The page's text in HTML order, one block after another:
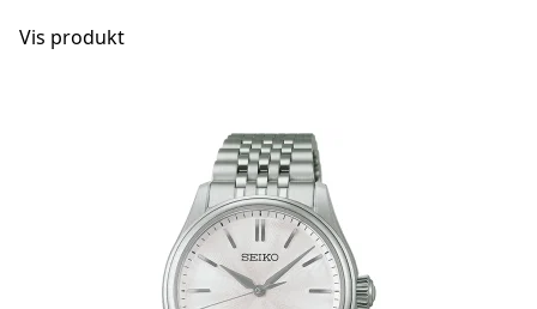
Vis produkt